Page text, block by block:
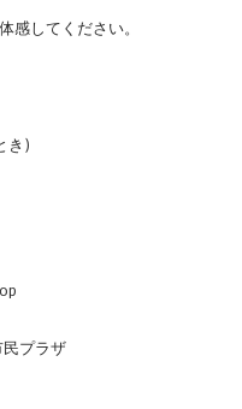
感してください。
き)
民プラザ